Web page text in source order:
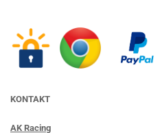
KONTAKT
AK Racing